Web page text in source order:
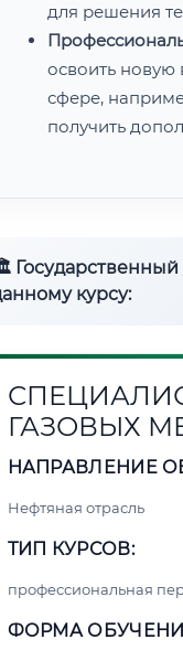
для решения
освоить новую
сфере,
получить
Государственный
курсу:
ГАЗОВЫХ
НАПРАВЛЕНИЕ
Нефтяная отрасль
ТИП КУРСОВ:
профессиональная
ФОРМА